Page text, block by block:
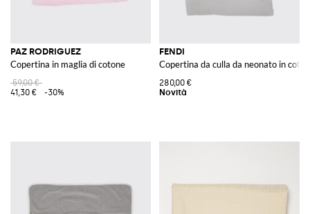
PAZ RODRIGUEZ
Copertina in maglia di cotone
59,00 €
41,30 €
-30%
FENDI
Copertina da culla da neonato in
280,00 €